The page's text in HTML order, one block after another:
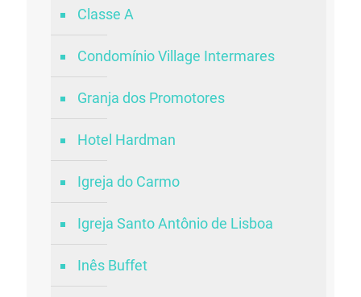
Classe A
Condomínio Village Intermares
Granja dos Promotores
Hotel Hardman
Igreja do Carmo
Igreja Santo Antônio de Lisboa
Inês Buffet